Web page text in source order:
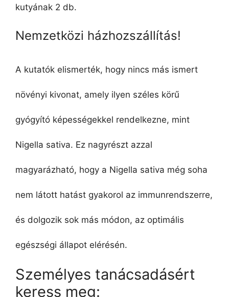
kutyának 2 db.
Nemzetközi házhozszállítás!
A kutatók elismerték, hogy nincs más ismert
növényi kivonat, amely ilyen széles körű
gyógyító képességekkel rendelkezne, mint
Nigella sativa. Ez nagyrészt azzal
magyarázható, hogy a Nigella sativa még soha
nem látott hatást gyakorol az immunrendszerre,
és dolgozik sok más módon, az optimális
egészségi állapot elérésén.
Személyes tanácsadásért
keress meg: